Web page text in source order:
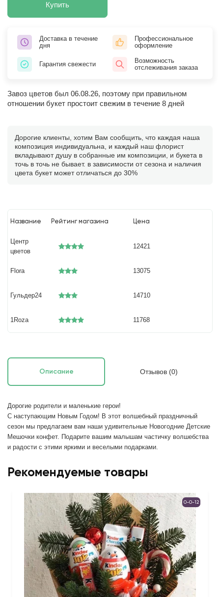
Купить
Доставка в течение
дня
Профессиональное
оформление
Гарантия свежести
Возможность
отслеживания заказа
Завоз цветов был 06.08.26, поэтому при правильном
отношении букет простоит свежим в течение 8 дней
Дорогие клиенты, хотим Вам сообщить, что каждая наша
композиция индивидуальна, и каждый наш флорист
вкладывают душу в собранные им композиции, и букета в
точь в точь не бывает. в зависимости от сезона и наличия
цвета букет может отличаться до 30%
Название Рейтинг магазина Цена
Центр
цветов
12421
Flora 13075
Гульдер24 14710
1Roza 11768
Описание Отзывов (0)
Дорогие родители и маленькие герои!
С наступающим Новым Годом! В этот волшебный праздничный
сезон мы предлагаем вам наши удивительные Новогодние Детские
Мешочки конфет. Подарите вашим малышам частичку волшебства
и радости с этими яркими и веселыми подарками.
Рекомендуемые товары
0-0-12